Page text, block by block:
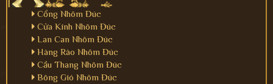
Cổng Nhôm Đúc
Cửa Kính Nhôm Đúc
Lan Can Nhôm Đúc
Hàng Rào Nhôm Đúc
Cầu Thang Nhôm Đúc
Bông Gió Nhôm Đúc